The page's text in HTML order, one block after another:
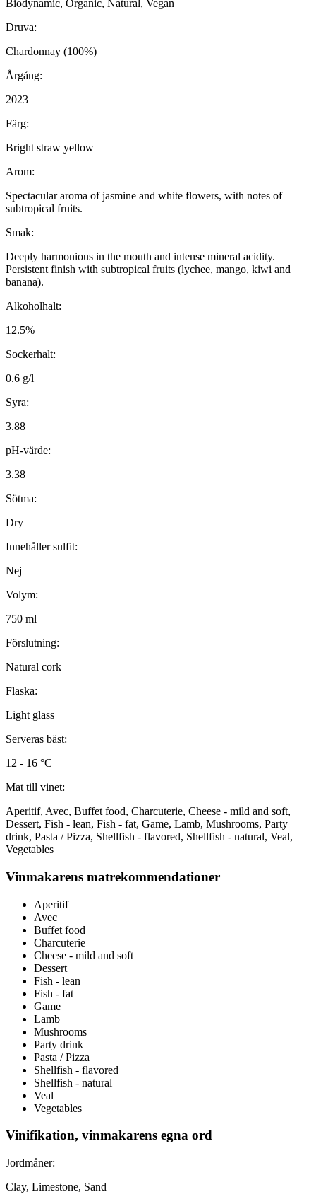
Biodynamic, Organic, Natural, Vegan
Druva:
Chardonnay (100%)
Årgång:
2023
Färg:
Bright straw yellow
Arom:
Spectacular aroma of jasmine and white flowers, with notes of
subtropical fruits.
Smak:
Deeply harmonious in the mouth and intense mineral acidity.
Persistent finish with subtropical fruits (lychee, mango, kiwi and
banana).
Alkoholhalt:
12.5%
Sockerhalt:
0.6 g/l
Syra:
3.88
pH-värde:
3.38
Sötma:
Dry
Innehåller sulfit:
Nej
Volym:
750 ml
Förslutning:
Natural cork
Flaska:
Light glass
Serveras bäst:
12 - 16 °C
Mat till vinet:
Aperitif, Avec, Buffet food, Charcuterie, Cheese - mild and soft,
Dessert, Fish - lean, Fish - fat, Game, Lamb, Mushrooms, Party
drink, Pasta / Pizza, Shellfish - flavored, Shellfish - natural, Veal,
Vegetables
Vinmakarens matrekommendationer
Aperitif
Avec
Buffet food
Charcuterie
Cheese - mild and soft
Dessert
Fish - lean
Fish - fat
Game
Lamb
Mushrooms
Party drink
Pasta / Pizza
Shellfish - flavored
Shellfish - natural
Veal
Vegetables
Vinifikation, vinmakarens egna ord
Jordmåner:
Clay, Limestone, Sand